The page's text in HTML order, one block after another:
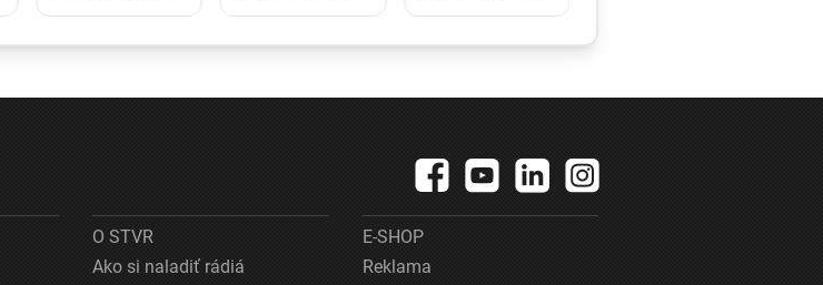
prezidenta, jeho
očakáva budúci
žiadajú 200 eur
rok do roku 2030
študentom, nikto
nežiada
O STVR
Ako si naladiť rádiá
E-SHOP
Reklama